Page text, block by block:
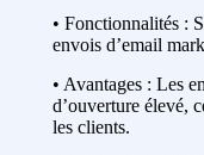
• Fonctionnalités :
envois d’email
• Avantages : Les
d’ouverture élevé,
les clients.